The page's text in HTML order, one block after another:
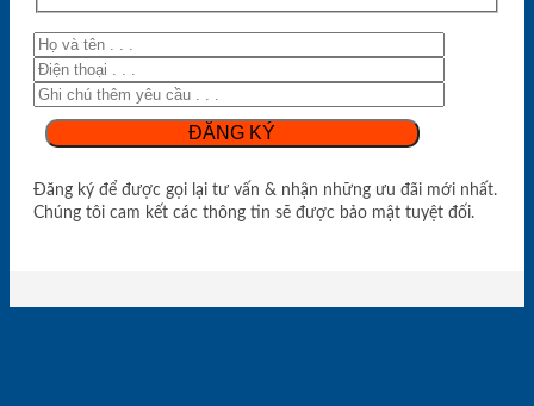
Đăng ký để được gọi lại tư vấn & nhận những ưu đãi mới nhất.
Chúng tôi cam kết các thông tin sẽ được bảo mật tuyệt đối.